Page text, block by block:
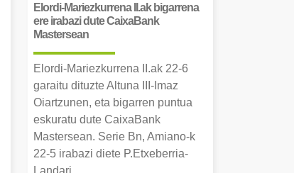
Elordi-Mariezkurrena II.ak bigarrena
ere irabazi dute CaixaBank
Mastersean
Elordi-Mariezkurrena II.ak 22-6
garaitu dituzte Altuna III-Imaz
Oiartzunen, eta bigarren puntua
eskuratu dute CaixaBank
Mastersean. Serie Bn, Amiano-k
22-5 irabazi diete P.Etxeberria-
Landari.